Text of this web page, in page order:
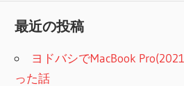
最近の投稿
ヨドバシでMacBook
った話